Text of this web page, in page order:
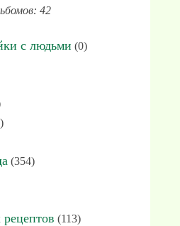
42
с людьми (0)
(354)
(113)